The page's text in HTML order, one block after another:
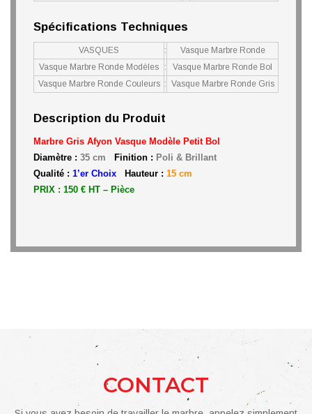
Spécifications Techniques
VASQUES :
Vasque Marbre Ronde
Vasque Marbre Ronde Modèles
:
Vasque Marbre Ronde Bol
Vasque Marbre Ronde Couleurs : Vasque Marbre Ronde Gris
Description du Produit
Marbre Gris Afyon Vasque Modèle Petit Bol
Diamètre : 35 cm Finition : Poli & Brillant
Qualité : 1’er Choix Hauteur : 15 cm
PRIX : 150 € HT – Pièce
CONTACT